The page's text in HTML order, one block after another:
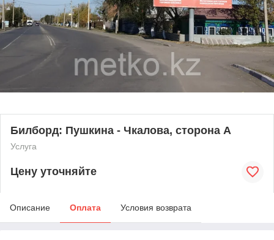
Билборд: Пушкина - Чкалова, сторона А
Услуга
Цену уточняйте
Описание Оплата Условия возврата